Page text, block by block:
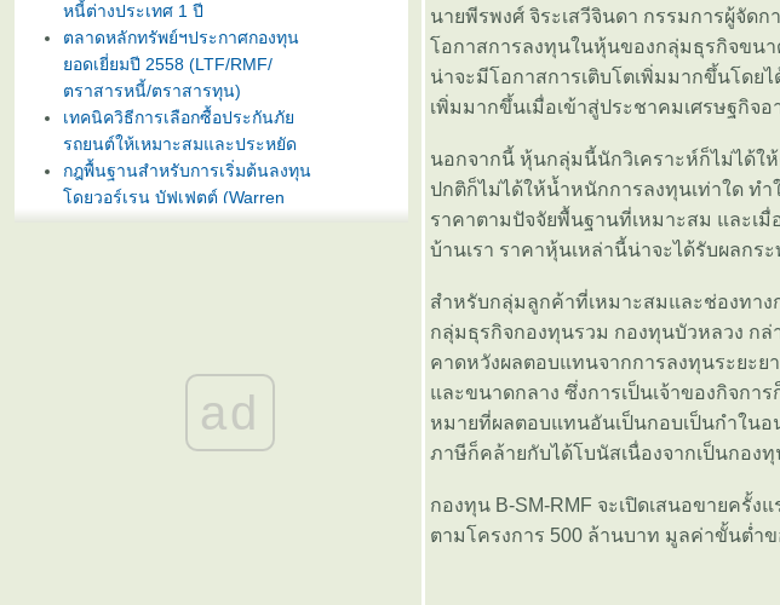
หนี้ต่างประเทศ 1 ปี
ตลาดหลักทรัพย์ฯประกาศกองทุน
อดเยี่ยมปี 2558 (LTF/RMF/
ตราสารหนี้/ตราสารทุน)
เทคนิควิธีการเลือกซื้อประกันภั
รถยนต์ให้เหมาะสมและประหยัด
กฎพื้นฐานสำหรับการเริ่มต้นลงทุน
ดยวอร์เรน บัฟเฟตต์ (Warren
ดอกเบี้ยสูง 3% ต่อปี
บลจ. ทิสโก้ เปิดเสนอขาย “กองทุน
เปิด ทิสโก้ เจแปน อิควิตี้ ทริกเกอร์
8% #2” วันที่ 2- 9 ม.ค. 2557
ad
นายพีรพงศ์ จิระเสวีจินดา กรรมการผู้จัด
อกาสการลงทุนในหุ้นของกลุ่มธุรกิจขนา
น่าจะมีโอกาสการเติบโตเพิ่มมากขึ้นโดย
เพิ่มมากขึ้นเมื่อเข้าสู่ประชาคมเศรษฐกิจอ
นอกจากนี้ หุ้นกลุ่มนี้นักวิเคราะห์ก็ไม่ได้
ปกติก็ไม่ได้ให้น้ำหนักการลงทุนเท่าใด ท
ราคาตามปัจจัยพื้นฐานที่เหมาะสม และเ
บ้านเรา ราคาหุ้นเหล่านี้น่าจะได้รับผลกร
สำหรับกลุ่มลูกค้าที่เหมาะสมและช่องทา
กลุ่มธุรกิจกองทุนรวม กองทุนบัวหลวง กล่
คาดหวังผลตอบแทนจากการลงทุนระยะย
ละขนาดกลาง ซึ่งการเป็นเจ้าของกิจกา
หมายที่ผลตอบแทนอันเป็นกอบเป็นกำใน
ภาษีก็คล้ายกับได้โบนัสเนื่องจากเป็นกองทุ
กองทุน B-SM-RMF จะเปิดเสนอขายครั้
ตามโครงการ 500 ล้านบาท มูลค่าขั้นต่ำ